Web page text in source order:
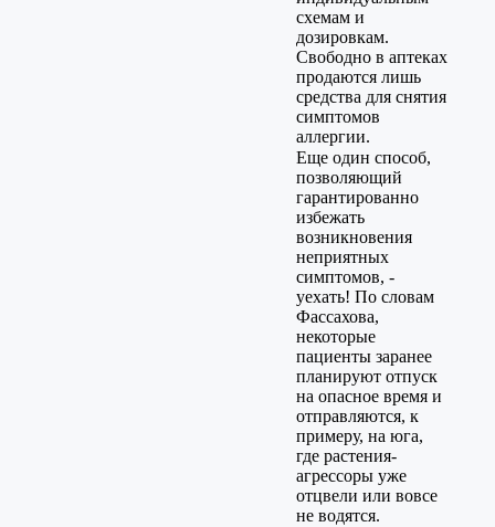
схемам и
дозировкам.
Свободно в аптеках
продаются лишь
средства для снятия
симптомов
аллергии.
Еще один способ,
позволяющий
гарантированно
избежать
возникновения
неприятных
симптомов, -
уехать! По словам
Фассахова,
некоторые
пациенты заранее
планируют отпуск
на опасное время и
отправляются, к
примеру, на юга,
где растения-
агрессоры уже
отцвели или вовсе
не водятся.